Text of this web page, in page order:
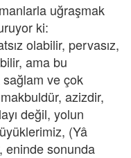
uğraşmak
ki:
olabilir, pervasız,
ama bu
ve çok
azizdir,
değil, yolun
(Yâ
eninde sonunda